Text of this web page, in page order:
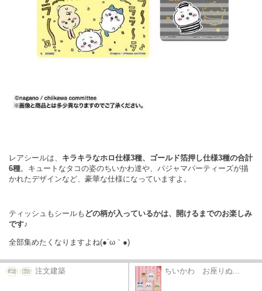
レアシールは、 キラキラなホロ仕様3種、ゴールド箔押し仕様3種の合計
6種。キュートなタコの姿のちいかわ達や、パジャマパーティーズが描
かれたデザインなど、豪華な仕様になっていますよ。
ティッシュもシールも どの柄が入っているかは、開けるまでのお楽しみ
です♪
全部集めたくなりますよね(●´ω｀●)ゞ
注文建築 ちいかわ お座りぬ...